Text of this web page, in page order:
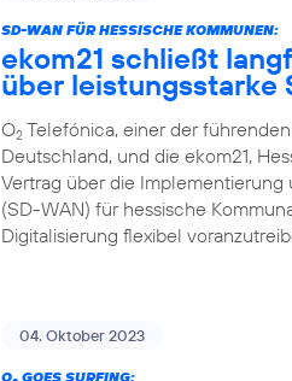
SD-WAN FÜR HESSISCHE KOMMUNEN:
ekom21 schließt
über leistungsstarke
O2 Telefónica, einer der
Deutschland, und die ekom21,
Vertrag über die
(SD-WAN) für hessische
Digitalisierung flexibel
04. Oktober 2023
O GOES SURFING: